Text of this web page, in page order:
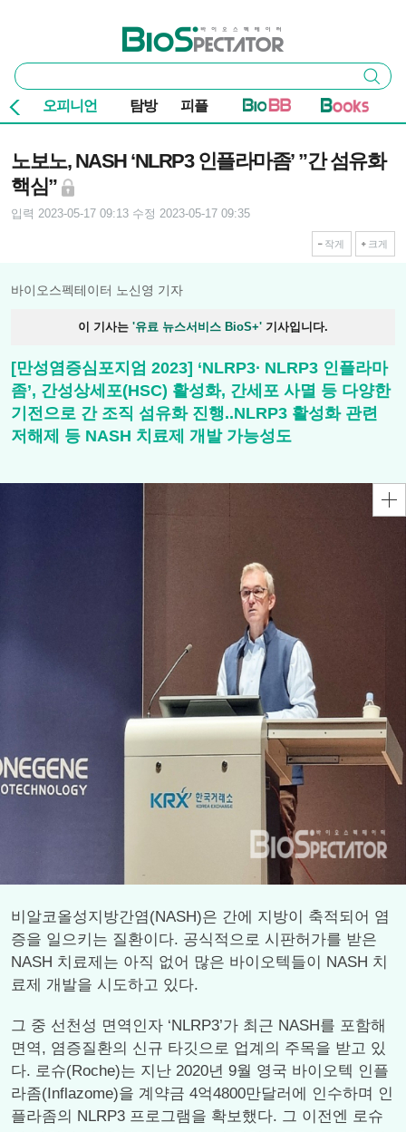
바이오스펙테이터
통
합
검
색
검색
오피니언 탐방 피플
노보노, NASH ‘NLRP3 인플라마좀’ ”간 섬유화
핵심”
입력 2023-05-17 09:13 수정 2023-05-17 09:35
작게 크게
바이오스펙테이터 노신영 기자
이 기사는 '유료 뉴스서비스 BioS+' 기사입니다.
[만성염증심포지엄 2023] ‘NLRP3∙ NLRP3 인플라마
좀’, 간성상세포(HSC) 활성화, 간세포 사멸 등 다양한
기전으로 간 조직 섬유화 진행..NLRP3 활성화 관련
저해제 등 NASH 치료제 개발 가능성도
비알코올성지방간염(NASH)은 간에 지방이 축적되어 염
증을 일으키는 질환이다. 공식적으로 시판허가를 받은
NASH 치료제는 아직 없어 많은 바이오텍들이 NASH 치
료제 개발을 시도하고 있다.
그 중 선천성 면역인자 ‘NLRP3’가 최근 NASH를 포함해
면역, 염증질환의 신규 타깃으로 업계의 주목을 받고 있
다. 로슈(Roche)는 지난 2020년 9월 영국 바이오텍 인플
라좀(Inflazome)을 계약금 4억4800만달러에 인수하며 인
플라좀의 NLRP3 프로그램을 확보했다. 그 이전엔 로슈